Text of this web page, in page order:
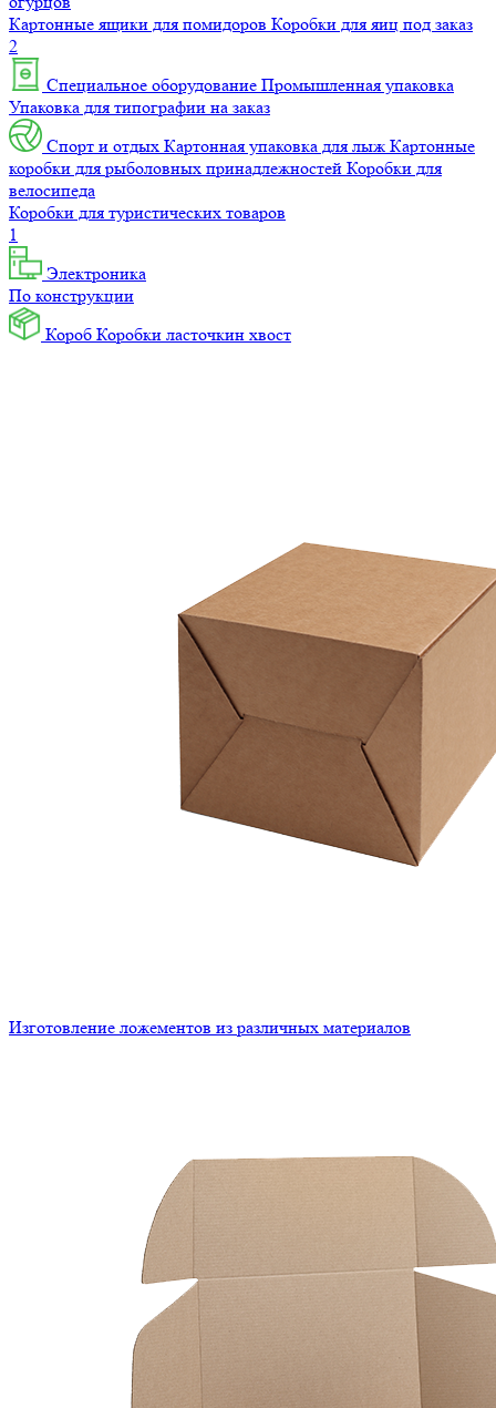
Картонные ящики для помидоров Коробки для яиц под заказ
2
Специальное оборудование Промышленная упаковка
Упаковка для типографии на заказ
Спорт и отдых Картонная упаковка для лыж Картонные
коробки для рыболовных принадлежностей Коробки для
велосипеда
Коробки для туристических товаров
1
Электроника
По конструкции
Короб Коробки ласточкин хвост
Изготовление ложементов из различных материалов